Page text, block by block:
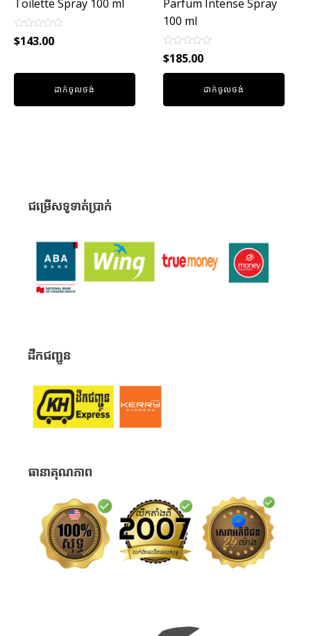
Toilette Spray 100 ml
Rated
0
5
$143.00
ដាក់ចូលថង់
Parfum Intense Spray
100 ml
Rated
0
out
$185.00
ដាក់ចូលថង់
ជម្រើសទូទាត់ប្រាក់
ដឹកជញ្ជូន
ធានាគុណភាព